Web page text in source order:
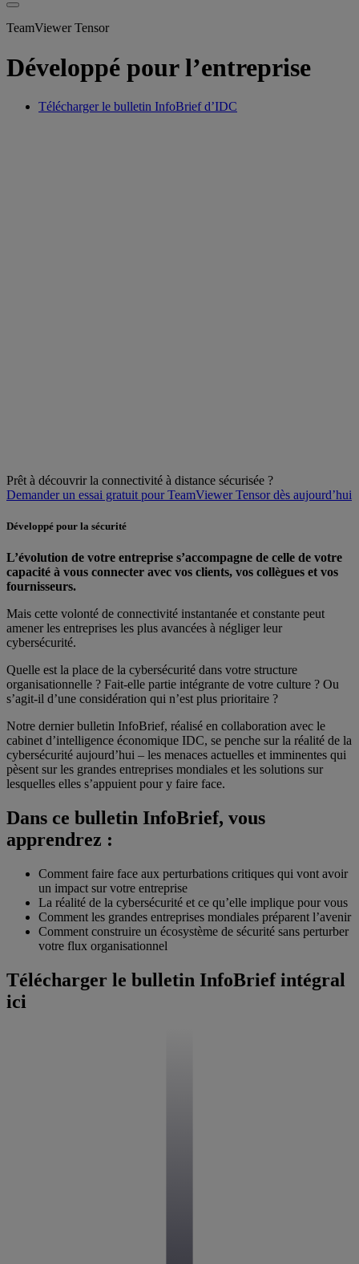
TeamViewer Tensor
Développé pour l’entreprise
Télécharger le bulletin InfoBrief d’IDC
Prêt à découvrir la connectivité à distance sécurisée ?
Demander un essai gratuit pour TeamViewer Tensor dès aujourd’hui
Développé pour la sécurité
L’évolution de votre entreprise s’accompagne de celle de votre
capacité à vous connecter avec vos clients, vos collègues et vos
fournisseurs.
Mais cette volonté de connectivité instantanée et constante peut
amener les entreprises les plus avancées à négliger leur
cybersécurité.
Quelle est la place de la cybersécurité dans votre structure
organisationnelle ? Fait-elle partie intégrante de votre culture ? Ou
s’agit-il d’une considération qui n’est plus prioritaire ?
Notre dernier bulletin InfoBrief, réalisé en collaboration avec le
cabinet d’intelligence économique IDC, se penche sur la réalité de la
cybersécurité aujourd’hui – les menaces actuelles et imminentes qui
pèsent sur les grandes entreprises mondiales et les solutions sur
lesquelles elles s’appuient pour y faire face.
Dans ce bulletin InfoBrief, vous
apprendrez :
Comment faire face aux perturbations critiques qui vont avoir
un impact sur votre entreprise
La réalité de la cybersécurité et ce qu’elle implique pour vous
Comment les grandes entreprises mondiales préparent l’avenir
Comment construire un écosystème de sécurité sans perturber
votre flux organisationnel
Télécharger le bulletin InfoBrief intégral
ici